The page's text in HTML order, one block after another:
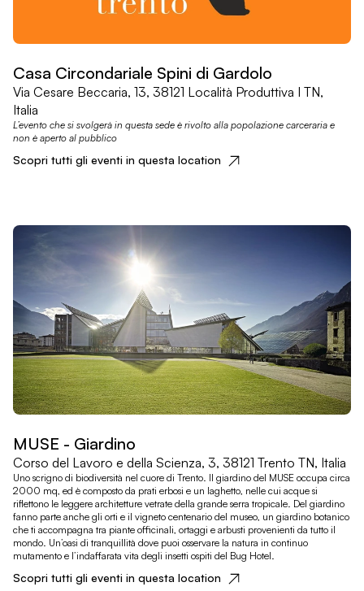
Casa Circondariale Spini di Gardolo
Via Cesare Beccaria, 13, 38121 Località Produttiva I TN,
Italia
L’evento che si svolgerà in questa sede è rivolto alla popolazione carceraria e
non è aperto al pubblico
Scopri tutti gli eventi in questa location
MUSE - Giardino
Corso del Lavoro e della Scienza, 3, 38121 Trento TN, Italia
Uno scrigno di biodiversità nel cuore di Trento. Il giardino del MUSE occupa circa
2000 mq, ed è composto da prati erbosi e un laghetto, nelle cui acque si
riflettono le leggere architetture vetrate della grande serra tropicale. Del giardino
fanno parte anche gli orti e il vigneto centenario del museo, un giardino botanico
che ti accompagna tra piante officinali, ortaggi e arbusti provenienti da tutto il
mondo. Un’oasi di tranquillità dove puoi osservare la natura in continuo
mutamento e l’indaffarata vita degli insetti ospiti del Bug Hotel.
Scopri tutti gli eventi in questa location